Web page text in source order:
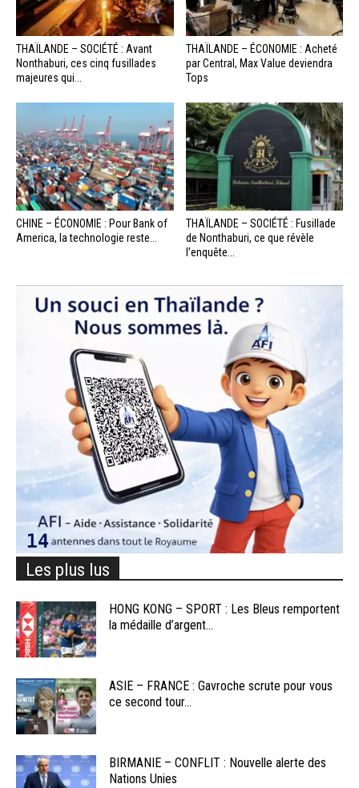
THAÏLANDE – SOCIÉTÉ : Avant
Nonthaburi, ces cinq fusillades
majeures qui...
THAÏLANDE – ÉCONOMIE : Acheté
par Central, Max Value deviendra
Tops
CHINE – ÉCONOMIE : Pour Bank of
America, la technologie reste...
THAÏLANDE – SOCIÉTÉ : Fusillade
de Nonthaburi, ce que révèle
l’enquête...
Les plus lus
HONG KONG – SPORT : Les Bleus remportent
la médaille d’argent...
ASIE – FRANCE : Gavroche scrute pour vous
ce second tour...
BIRMANIE – CONFLIT : Nouvelle alerte des
Nations Unies